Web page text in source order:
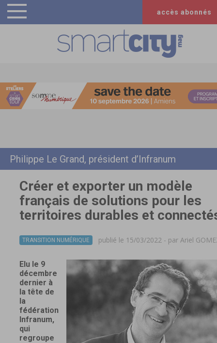
accès abonnés
Philippe Le Grand, président d’Infranum
Créer et exporter un modèle
français de solutions pour les
territoires durables et
TRANSITION NUMÉRIQUE publié le 15/03/2022 - par Ariel
Elu le 9
décembre
dernier à
la tête de
la
fédération
Infranum,
qui
regroupe